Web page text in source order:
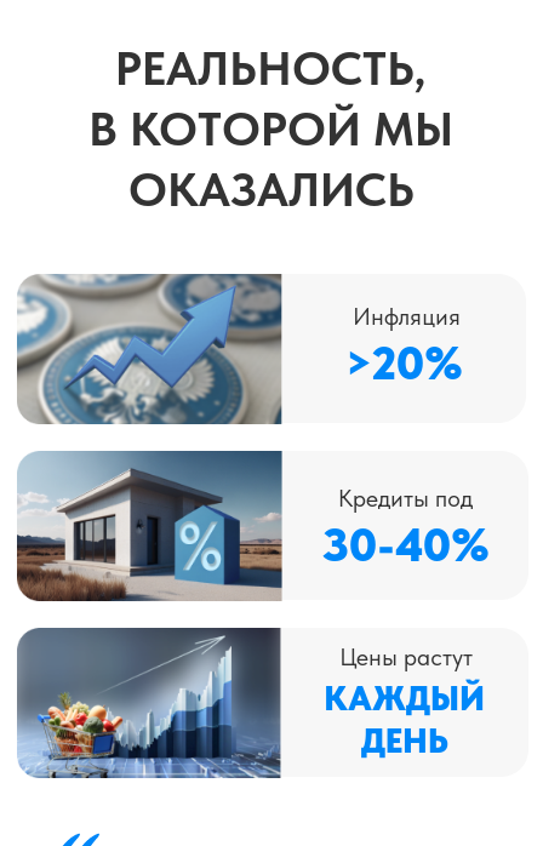
ПОРА ПЕРЕСТАТЬ
ВЫЖИВАТЬ И НАЧАТЬ
УПРАВЛЯТЬ СВОИМИ
ДЕНЬГАМИ
Хочу узнать на вебинаре
ДЕНЬ
Или хранишь «на всякий случай» —
но всё равно не хватает
А ты до сих пор не понимаешь,
куда утекают твои деньги